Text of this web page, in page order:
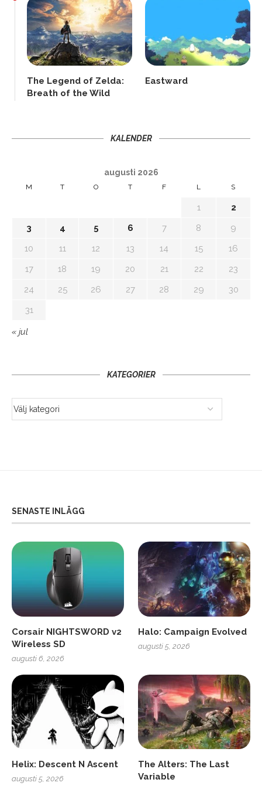
The Legend of Zelda:
Breath of the Wild
Eastward
KALENDER
augusti 2026
M T O T F L S
1
2
3
4 5 6 7 8
9
10
11 12 13 14 15
16
17
18 19 20 21 22
23
24
25 26 27 28 29
30
31
« jul
KATEGORIER
SENASTE INLÄGG
Corsair NIGHTSWORD v2
Wireless SD
augusti 6, 2026
Halo: Campaign Evolved
augusti 5, 2026
Helix: Descent N Ascent
augusti 5, 2026
The Alters: The Last
Variable